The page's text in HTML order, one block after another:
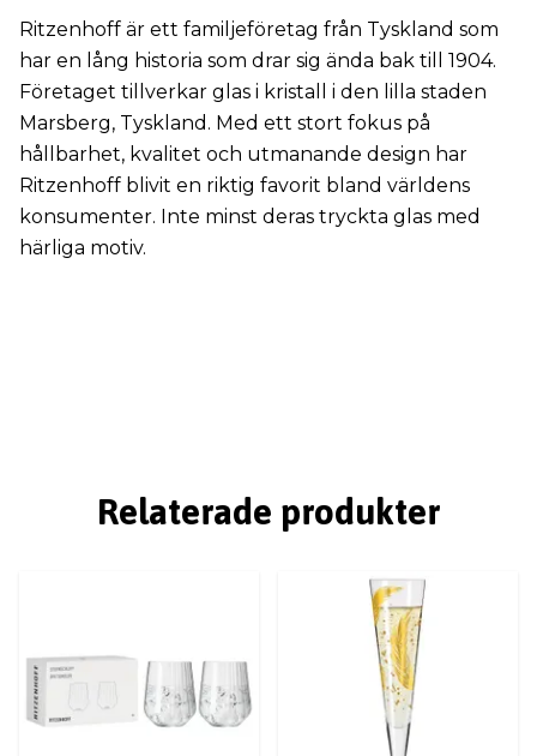
Ritzenhoff är ett familjeföretag från Tyskland som
har en lång historia som drar sig ända bak till 1904.
Företaget tillverkar glas i kristall i den lilla staden
Marsberg, Tyskland. Med ett stort fokus på
hållbarhet, kvalitet och utmanande design har
Ritzenhoff blivit en riktig favorit bland världens
konsumenter. Inte minst deras tryckta glas med
härliga motiv.
Relaterade produkter